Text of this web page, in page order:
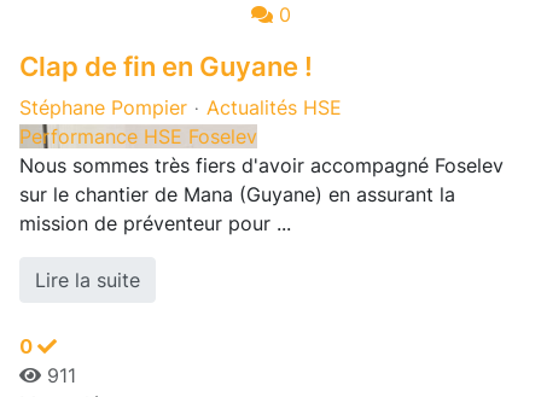
0
Clap de fin en Guyane !
Stéphane Pompier
Actualités HSE
Performance HSE Foselev
Nous sommes très fiers d'avoir accompagné Foselev
sur le chantier de Mana (Guyane) en assurant la
mission de préventeur pour ...
Lire la suite
0
911